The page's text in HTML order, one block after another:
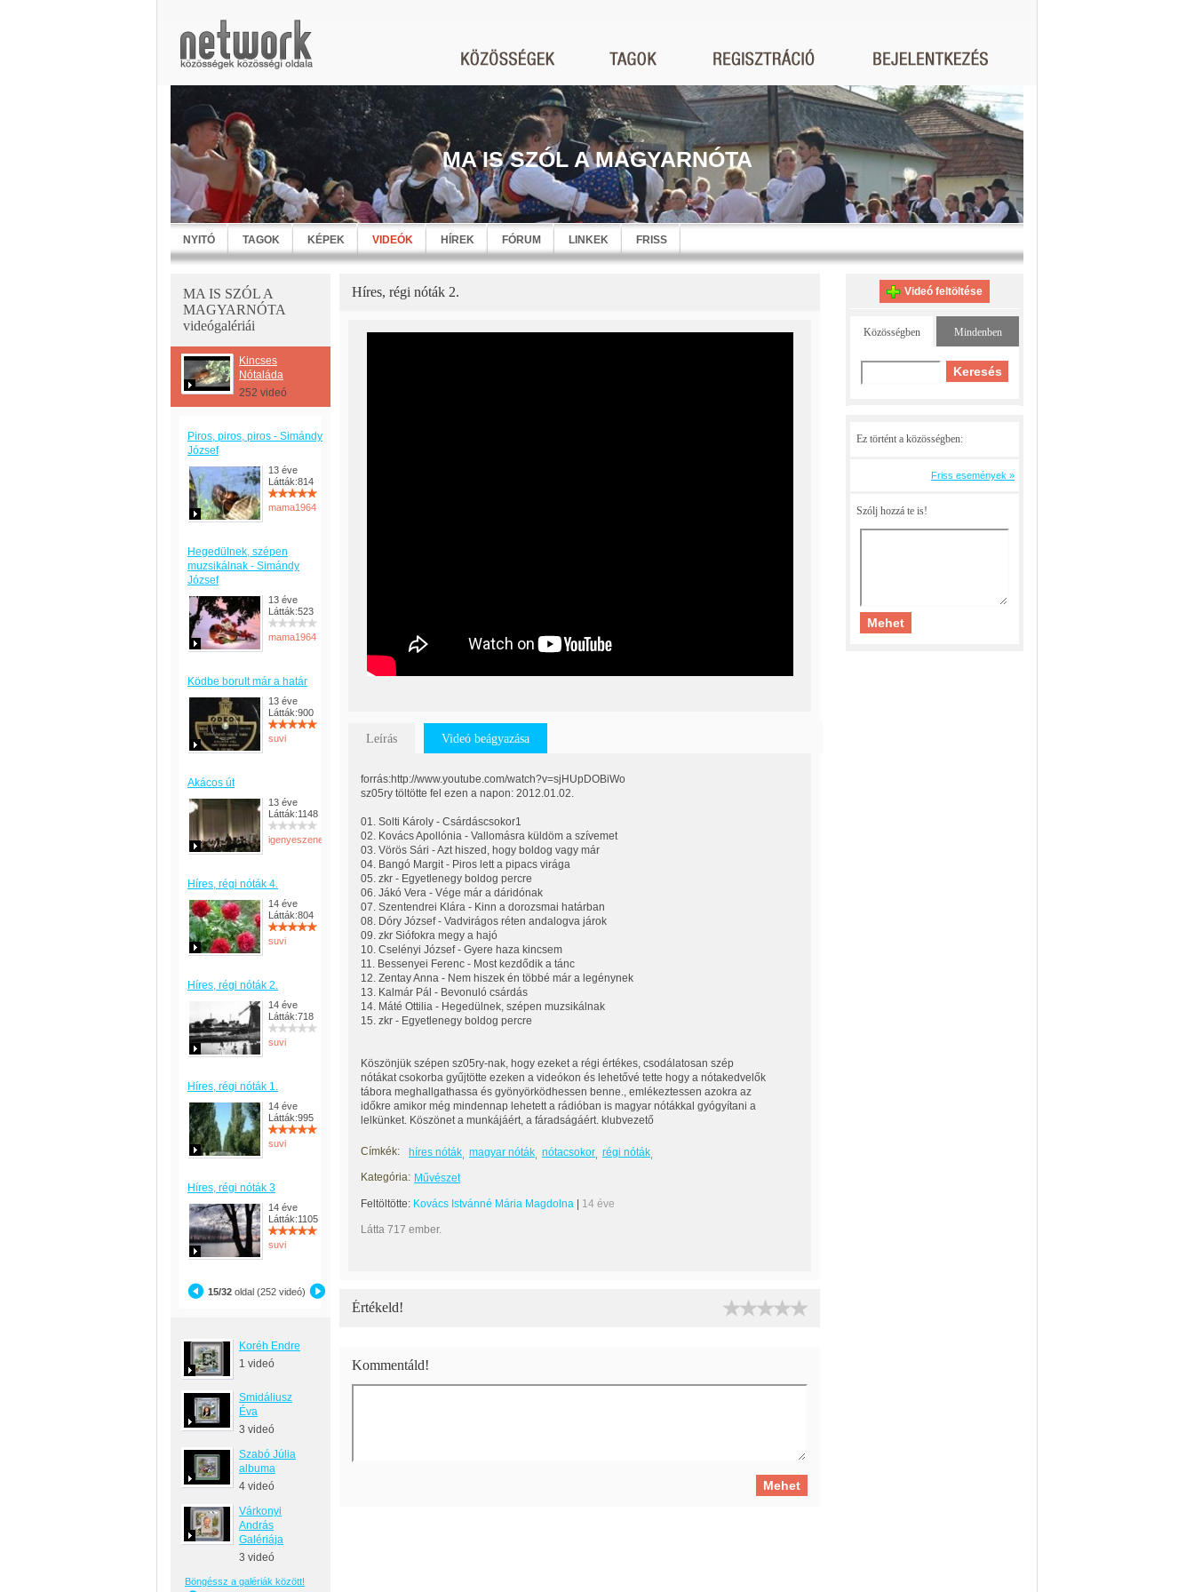
MA IS SZÓL A MAGYARNÓTA
NYITÓ TAGOK KÉPEK VIDEÓK HÍREK FÓRUM LINKEK FRISS
MA IS SZÓL A
MAGYARNÓTA
videógalériái
Kincses
Nótaláda
252 videó
Piros, piros, piros - Simándy
József
13 éve
Látták:814
mama1964
Hegedülnek, szépen
muzsikálnak - Simándy
József
13 éve
Látták:523
mama1964
Ködbe borult már a határ
13 éve
Látták:900
suvi
Akácos út
13 éve
Látták:1148
igenyeszeneerto
Híres, régi nóták 4.
14 éve
Látták:804
suvi
Híres, régi nóták 2.
14 éve
Látták:718
suvi
Híres, régi nóták 1.
14 éve
Látták:995
suvi
Híres, régi nóták 3
14 éve
Látták:1105
suvi
15/32 oldal (252 videó)
Koréh Endre
1 videó
Smidáliusz
Éva
3 videó
Szabó Júlia
albuma
4 videó
Várkonyi
András
Galériája
3 videó
Böngéssz a galériák között!
Híres, régi nóták 2.
Leírás Videó beágyazása
forrás:http://www.youtube.com/watch?v=sjHUpDOBiWo
sz05ry töltötte fel ezen a napon: 2012.01.02.
01. Solti Károly - Csárdáscsokor1
02. Kovács Apollónia - Vallomásra küldöm a szívemet
03. Vörös Sári - Azt hiszed, hogy boldog vagy már
04. Bangó Margit - Piros lett a pipacs virága
05. zkr - Egyetlenegy boldog percre
06. Jákó Vera - Vége már a dáridónak
07. Szentendrei Klára - Kinn a dorozsmai határban
08. Dóry József - Vadvirágos réten andalogva járok
09. zkr Siófokra megy a hajó
10. Cselényi József - Gyere haza kincsem
11. Bessenyei Ferenc - Most kezdődik a tánc
12. Zentay Anna - Nem hiszek én többé már a legénynek
13. Kalmár Pál - Bevonuló csárdás
14. Máté Ottilia - Hegedülnek, szépen muzsikálnak
15. zkr - Egyetlenegy boldog percre
Köszönjük szépen sz05ry-nak, hogy ezeket a régi értékes, csodálatosan szép
nótákat csokorba gyűjtötte ezeken a videókon és lehetővé tette hogy a nótakedvelők
tábora meghallgathassa és gyönyörködhessen benne., emlékeztessen azokra az
időkre amikor még mindennap lehetett a rádióban is magyar nótákkal gyógyítani a
lelkünket. Köszönet a munkájáért, a fáradságáért. klubvezető
Címkék: híres nóták magyar nóták nótacsokor régi nóták
Kategória: Művészet
Feltöltötte: Kovács Istvánné Mária Magdolna 14 éve
Látta 717 ember.
Értékeld!
Kommentáld!
Videó feltöltése
Közösségben Mindenben
Ez történt a közösségben:
Friss események »
Szólj hozzá te is!